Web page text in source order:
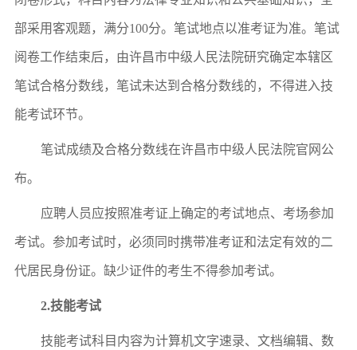
部采用客观题，满分100分。 笔试地点以准考证为准。 笔试
阅卷工作结束后，由许昌市中级人民法院研究确定本辖区
笔试合格分数线，笔试未达到合格分数线的，不得进入技
能考试环节。
笔试成绩及合格分数线在许昌市中级人民法院官网 公
布。
应聘人员应按照准考证上确定的考试地点、考场参加
考试。参加考试时，必须同时携带准考证和法定有效的二
代居民身份证。缺少证件的考生不得参加考试。
2.技能考试
技能考试科目内容为计算机文字速录、文档编辑、数